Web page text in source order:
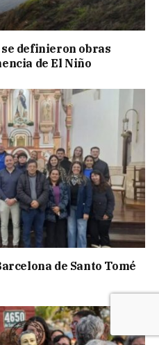
se definieron obras
de El Niño
de Santo Tomé